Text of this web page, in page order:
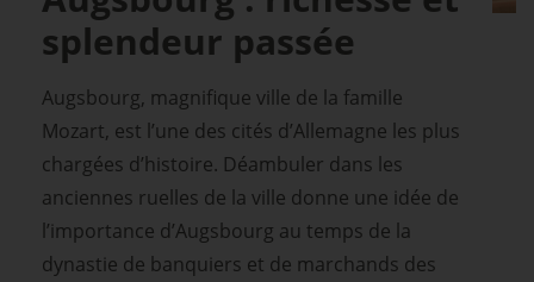
splendeur passée
Augsbourg, magnifique ville de la famille
Mozart, est l’une des cités d’Allemagne les plus
chargées d’histoire. Déambuler dans les
anciennes ruelles de la ville donne une idée de
l’importance d’Augsbourg au temps de la
dynastie de banquiers et de marchands des